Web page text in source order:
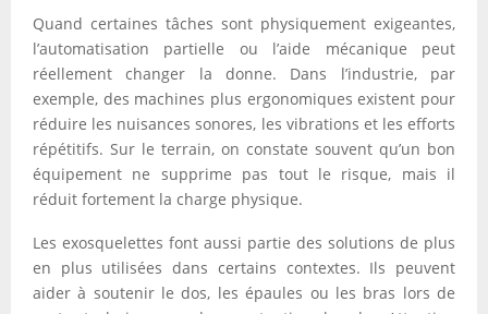
Quand certaines tâches sont physiquement exigeantes,
l’automatisation partielle ou l’aide mécanique peut
réellement changer la donne. Dans l’industrie, par
exemple, des machines plus ergonomiques existent pour
réduire les nuisances sonores, les vibrations et les efforts
répétitifs. Sur le terrain, on constate souvent qu’un bon
équipement ne supprime pas tout le risque, mais il
réduit fortement la charge physique.
Les exosquelettes font aussi partie des solutions de plus
en plus utilisées dans certains contextes. Ils peuvent
aider à soutenir le dos, les épaules ou les bras lors de